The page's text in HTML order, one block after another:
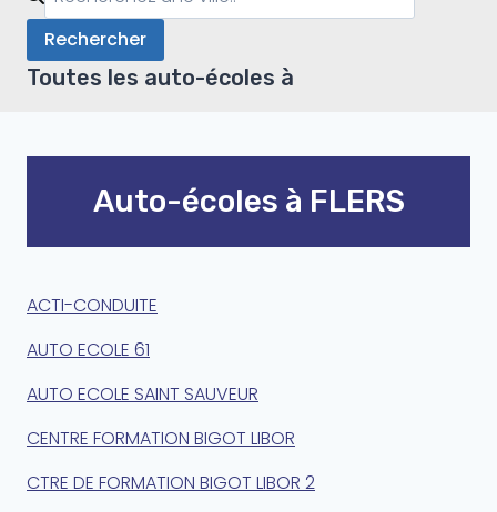
Rechercher
Toutes les auto-écoles à
Auto-écoles à FLERS
ACTI-CONDUITE
AUTO ECOLE 61
AUTO ECOLE SAINT SAUVEUR
CENTRE FORMATION BIGOT LIBOR
CTRE DE FORMATION BIGOT LIBOR 2